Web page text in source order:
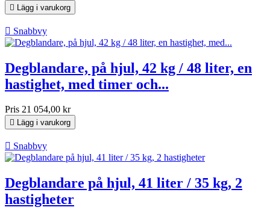
 Lägg i varukorg
 Snabbvy
Degblandare, på hjul, 42 kg / 48 liter, en
hastighet, med timer och...
Pris 21 054,00 kr
 Lägg i varukorg
 Snabbvy
Degblandare på hjul, 41 liter / 35 kg, 2
hastigheter